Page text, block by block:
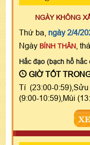
NGÀY KHÔNG
Thứ ba, ngày 2/4/
Ngày BÍNH THÂN ,
Hắc đạo (bạch hổ hắc
GIỜ TỐT
Tí (23:00-
(9:00-10:59),Mùi